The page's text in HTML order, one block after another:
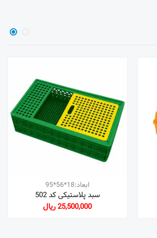
ابعاد:18*56*95
سبد پلاستیکی کد 502
25,500,000 ریال